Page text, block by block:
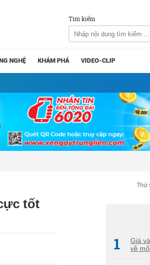
Tìm kiếm
NGHỆ KHÁM PHÁ VIDEO-CLIP
Thứ
tốt
1
Giá
về